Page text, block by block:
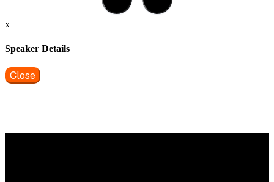
x
Speaker Details
Close